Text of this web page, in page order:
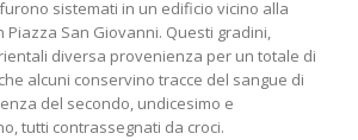
sistemati in un edificio vicino alla
San Giovanni. Questi gradini,
diversa provenienza per un totale di
alcuni conservino tracce del sangue di
del secondo, undicesimo e
tutti contrassegnati da croci.